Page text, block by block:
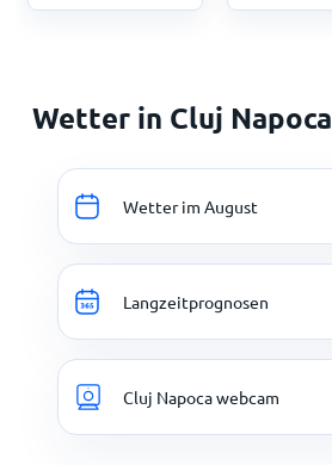
Wetter in Cluj Napoca
Wetter im August
Langzeitprognosen
Cluj Napoca webcam